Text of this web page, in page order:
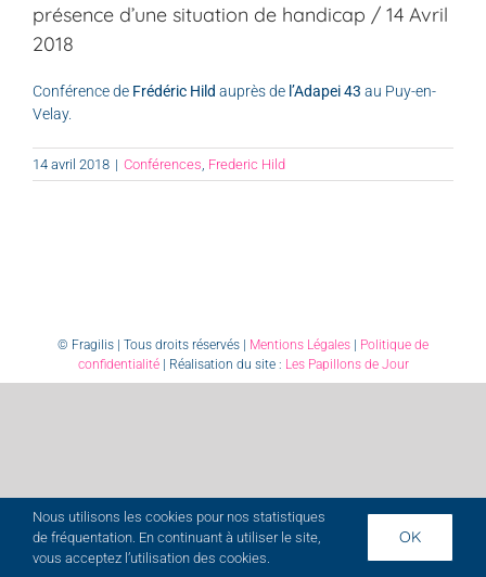
présence d’une situation de handicap / 14 Avril
2018
Conférence de Frédéric Hild auprès de l’Adapei 43 au Puy-en-
Velay.
14 avril 2018 | Conférences Frederic Hild
© Fragilis | Tous droits réservés | Mentions Légales
Politique de
confidentialité| Réalisation du site : Les Papillons de Jour
Nous utilisons les cookies pour nos statistiques
de fréquentation. En continuant à utiliser le site,
vous acceptez l’utilisation des cookies.
OK